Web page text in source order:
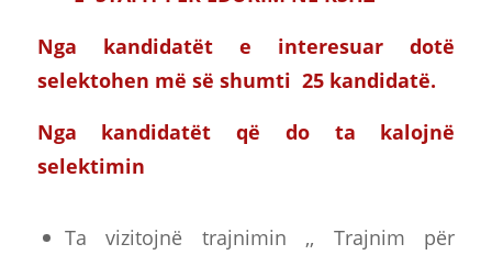
Nga kandidatët e interesuar dotë
selektohen më së shumti 25 kandidatë.
Nga kandidatët që do ta kalojnë
selektimin
Ta vizitojnë trajnimin ,, Trajnim për